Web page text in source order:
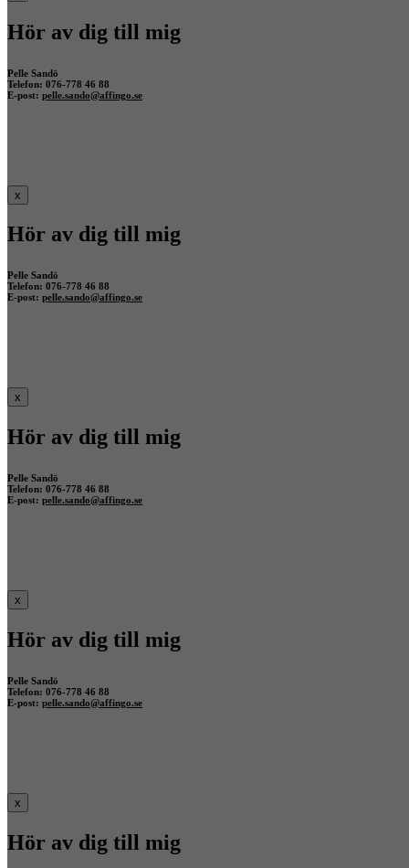
Hör av dig till mig
Pelle Sandö
Telefon: 076-778 46 88
E-post: pelle.sando@affingo.se
x
Hör av dig till mig
Pelle Sandö
Telefon: 076-778 46 88
E-post: pelle.sando@affingo.se
x
Hör av dig till mig
Pelle Sandö
Telefon: 076-778 46 88
E-post: pelle.sando@affingo.se
x
Hör av dig till mig
Pelle Sandö
Telefon: 076-778 46 88
E-post: pelle.sando@affingo.se
x
Hör av dig till mig